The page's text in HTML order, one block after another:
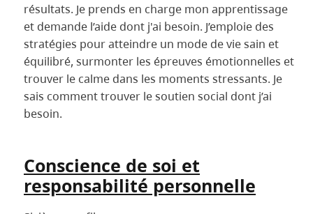
résultats. Je prends en charge mon apprentissage
et demande l’aide dont j'ai besoin. J’emploie des
stratégies pour atteindre un mode de vie sain et
équilibré, surmonter les épreuves émotionnelles et
trouver le calme dans les moments stressants. Je
sais comment trouver le soutien social dont j’ai
besoin.
Conscience de soi et
responsabilité personnelle